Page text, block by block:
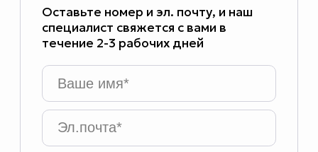
Оставьте номер и эл. почту, и наш
специалист свяжется с вами в
течение 2-3 рабочих дней
Ваше
имя*
Эл.почта